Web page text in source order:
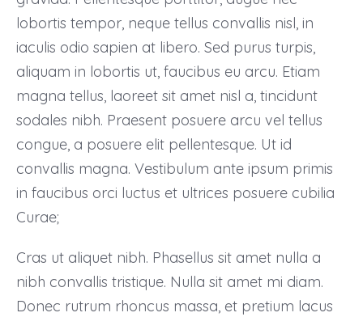
lobortis tempor, neque tellus convallis nisl, in
iaculis odio sapien at libero. Sed purus turpis,
aliquam in lobortis ut, faucibus eu arcu. Etiam
magna tellus, laoreet sit amet nisl a, tincidunt
sodales nibh. Praesent posuere arcu vel tellus
congue, a posuere elit pellentesque. Ut id
convallis magna. Vestibulum ante ipsum primis
in faucibus orci luctus et ultrices posuere cubilia
Curae;
Cras ut aliquet nibh. Phasellus sit amet nulla a
nibh convallis tristique. Nulla sit amet mi diam.
Donec rutrum rhoncus massa, et pretium lacus